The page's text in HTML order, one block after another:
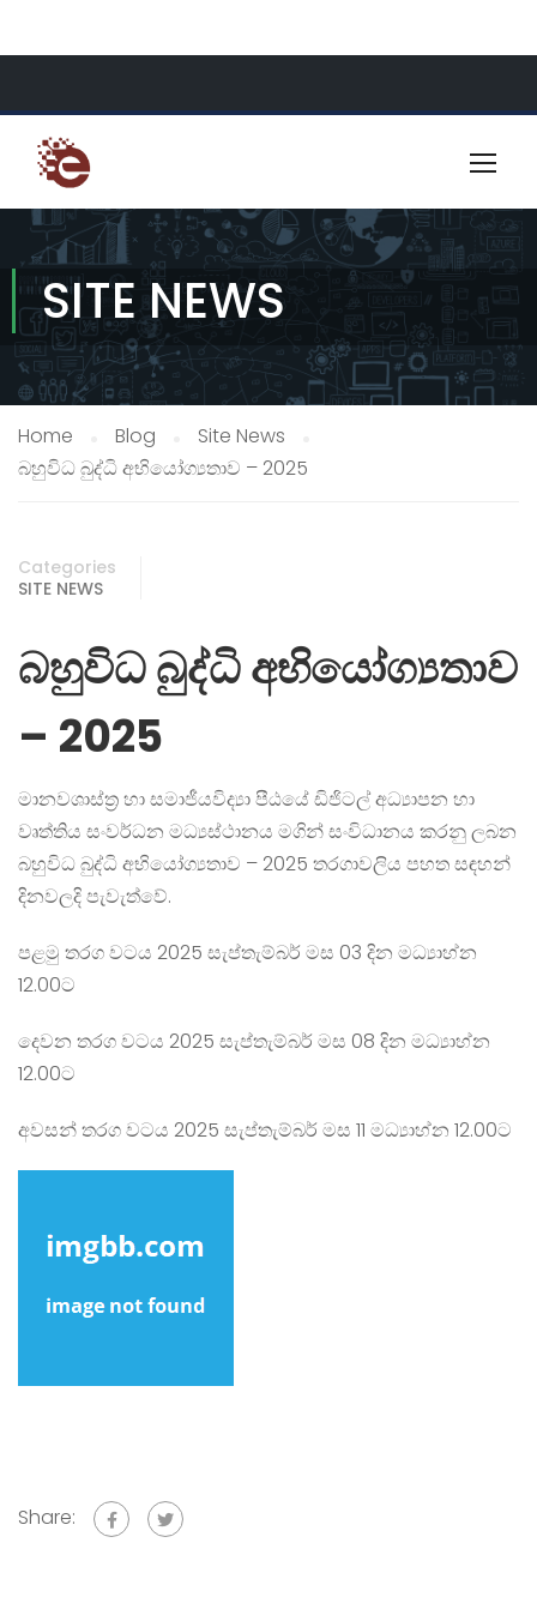
SITE NEWS
Home Blog
Site News
බහුවිධ බුද්ධි අභියෝග්‍යතාව – 2025
Categories
SITE NEWS
බහුවිධ බුද්ධි අභියෝග්‍යතාව
– 2025
මානවශාස්ත්‍ර හා සමාජීයවිද්‍යා පීඨයේ ඩිජිටල් අධ්‍යාපන හා
වෘත්තිය සංවර්ධන මධ්‍යස්ථානය මගින් සංවිධානය කරනු ලබන
බහුවිධ බුද්ධි අභියෝග්‍යතාව – 2025 තරගාවලිය පහත සඳහන්
දිනවලදි පැවැත්වේ.
පළමු තරග වටය 2025 සැප්තැම්බර් මස 03 දින මධ්‍යාහ්න
12.00ට
දෙවන තරග වටය 2025 සැප්තැම්බර් මස 08 දින මධ්‍යාහ්න
12.00ට
අවසන් තරග වටය 2025 සැප්තැම්බර් මස 11 මධ්‍යාහ්න 12.00ට
Share: